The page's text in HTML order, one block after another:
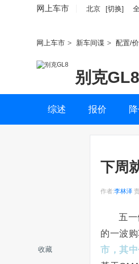
网上车市 北京 [切换]
网上车市 > 新车间谍 > 配置/
别克GL8
综述 报价
收藏
下周
作者:李林泽
五
的一波
市，其